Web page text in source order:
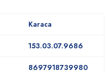
Karaca
153.03.07.9686
8697918739980